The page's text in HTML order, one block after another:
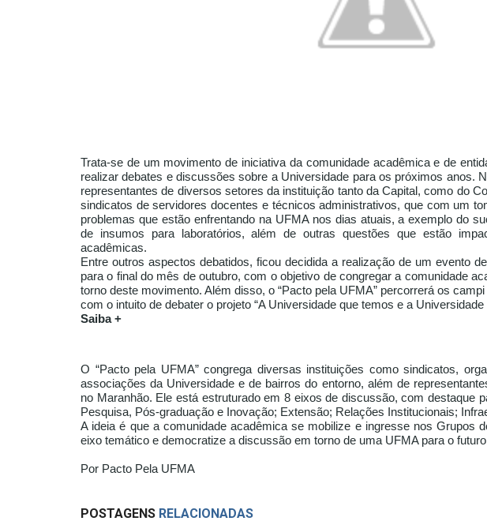
Trata-se de um movimento de iniciativa da comunidade acadêmica e de
realizar debates e discussões sobre a Universidade para os próximos anos.
representantes de diversos setores da instituição tanto da Capital, como do
sindicatos de servidores docentes e técnicos administrativos, que com um
problemas que estão enfrentando na UFMA nos dias atuais, a exemplo do
de insumos para laboratórios, além de outras questões que estão
acadêmicas.
Entre outros aspectos debatidos, ficou decidida a realização de um evento
para o final do mês de outubro, com o objetivo de congregar a comunidade
torno deste movimento. Além disso, o “Pacto pela UFMA” percorrerá os
com o intuito de debater o projeto “A Universidade que temos e a
Saiba +
O “Pacto pela UFMA” congrega diversas instituições como sindicatos,
associações da Universidade e de bairros do entorno, além de
no Maranhão. Ele está estruturado em 8 eixos de discussão, com destaque
Pesquisa, Pós-graduação e Inovação; Extensão; Relações Institucionais;
A ideia é que a comunidade acadêmica se mobilize e ingresse nos Grupos
eixo temático e democratize a discussão em torno de uma UFMA para o
Por Pacto Pela UFMA
POSTAGENS RELACIONADAS